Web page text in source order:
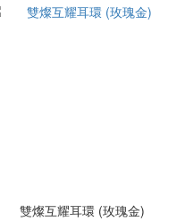
雙燦互耀耳環 (玫瑰金)